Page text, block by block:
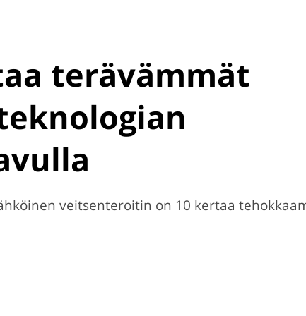
terävämmät
veitsenteroitin on 10 kertaa